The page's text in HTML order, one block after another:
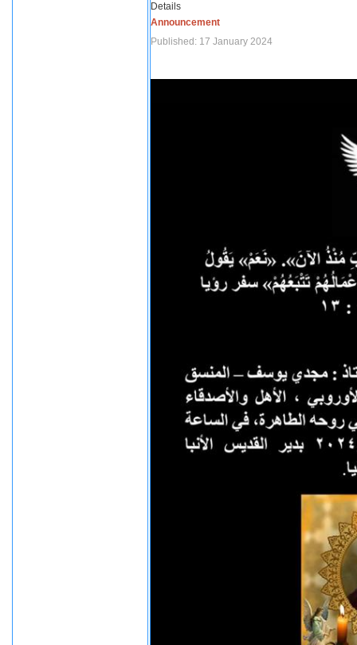
Details
Announcement
Published: 17 January 2024